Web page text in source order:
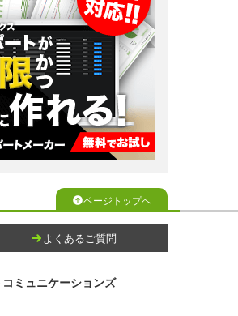
ページトップへ
よくあるご質問
ミュニケーションズ